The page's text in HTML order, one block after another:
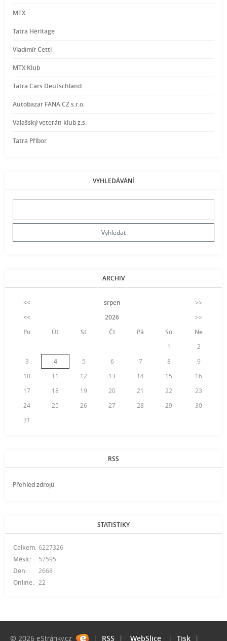
MTX
Tatra Heritage
Vladimír Cettl
MTX Klub
Tatra Cars Deutschland
Autobazar FANA CZ s.r.o.
Valašský veterán klub z.s.
Tatra Příbor
VYHLEDÁVÁNÍ
ARCHIV
<< srpen
>>
<<
2026
>>
Po
Út St Čt Pá So
Ne
1
2
3
4 5 6 7 8
9
10
11 12 13 14 15
16
17
18 19 20 21 22
23
24
25 26 27 28 29
30
31
RSS
Přehled zdrojů
STATISTIKY
Online: 22
Celkem: 6227326
Měsíc:
57595
Den:
2668
© 2026 eStránky.cz | RSS | WebSlice | Tisk |